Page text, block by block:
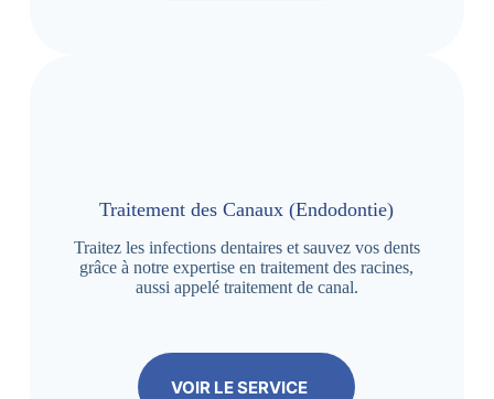
Traitement des Canaux (Endodontie)
Traitez les infections dentaires et sauvez vos dents
grâce à notre expertise en traitement des racines,
aussi appelé traitement de canal.
VOIR LE SERVICE